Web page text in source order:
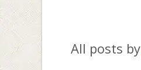
All posts by